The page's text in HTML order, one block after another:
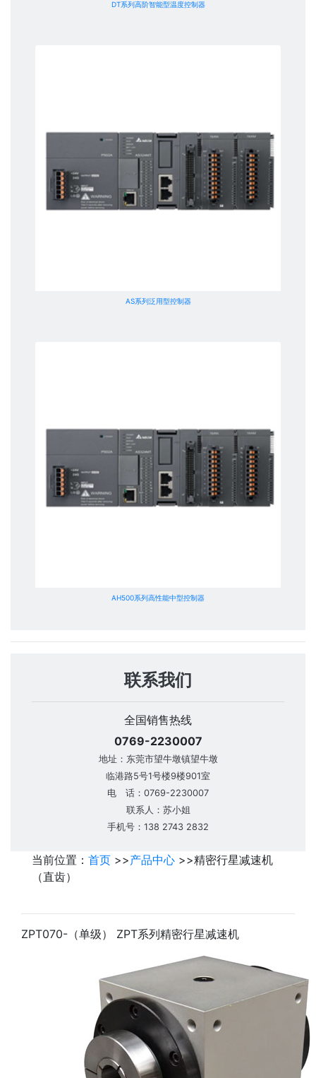
DT系列高阶智能型温度控制器
AS系列泛用型控制器
AH500系列高性能中型控制器
联系我们
全国销售热线
0769-2230007
地址：东莞市望牛墩镇望牛墩
临港路5号1号楼9楼901室
电 话：0769-2230007
联系人：苏小姐
手机号：138 2743 2832
当前位置： 首页 >>产品中心 >>精密行星减速机
（直齿）
ZPT070-（单级） ZPT系列精密行星减速机